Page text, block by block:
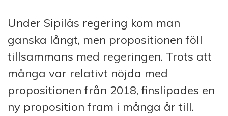
Under Sipiläs regering kom man
ganska långt, men propositionen föll
tillsammans med regeringen. Trots att
många var relativt nöjda med
propositionen från 2018, finslipades en
ny proposition fram i många år till.